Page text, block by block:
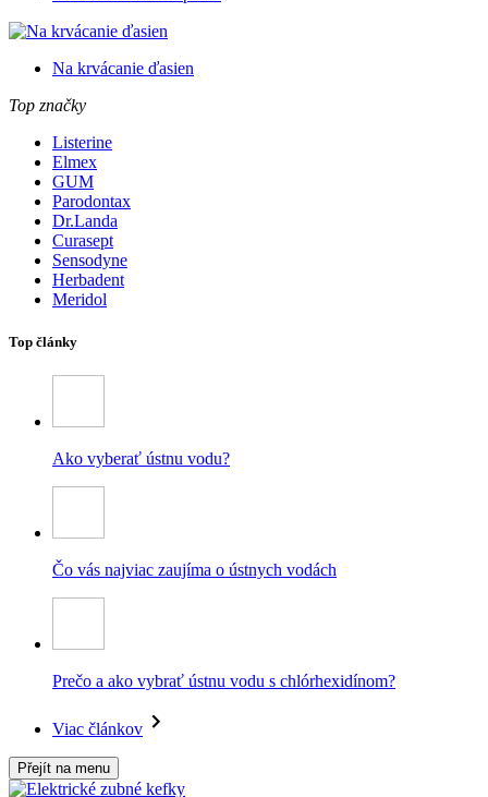
Na krvácanie ďasien
Top značky
Listerine
Elmex
GUM
Parodontax
Dr.Landa
Curasept
Sensodyne
Herbadent
Meridol
Top články
Ako vyberať ústnu vodu?
Čo vás najviac zaujíma o ústnych vodách
Prečo a ako vybrať ústnu vodu s chlórhexidínom?
Viac článkov
Přejít na menu